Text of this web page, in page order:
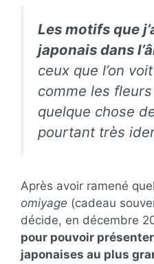
Les motifs que
japonais dans
ceux que l’on
comme les
quelque chose
pourtant très
Après avoir ramené
omiyage (cadeau
décide, en décembre
pour pouvoir
japonaises au plus